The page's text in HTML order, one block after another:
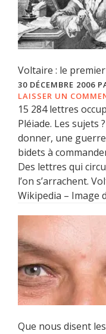
Voltaire : le
30 DÉCEMBRE 2006
LAISSER UN
15 284 lettres
Pléiade. Les sujets
donner, une
bidets à
Des lettres qui
l’on s’arrachent.
Wikipedia – Image
Que nous disent